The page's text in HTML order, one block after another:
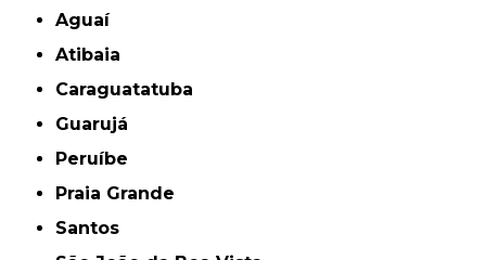
Aguaí
Atibaia
Caraguatatuba
Guarujá
Peruíbe
Praia Grande
Santos